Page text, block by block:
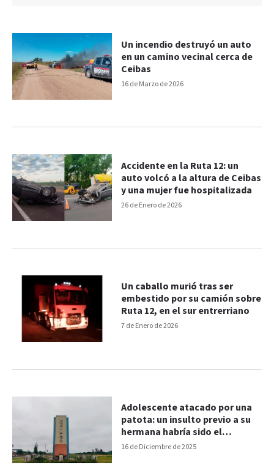
16 de Marzo de 2026
Un incendio destruyó un auto
en un camino vecinal cerca de
Ceibas
26 de Enero de 2026
Accidente en la Ruta 12: un
auto volcó a la altura de Ceibas
y una mujer fue hospitalizada
7 de Enero de 2026
Un caballo murió tras ser
embestido por su camión sobre
Ruta 12, en el sur entrerriano
16 de Diciembre de 2025
Adolescente atacado por una
patota: un insulto previo a su
hermana habría sido el
desencadenante